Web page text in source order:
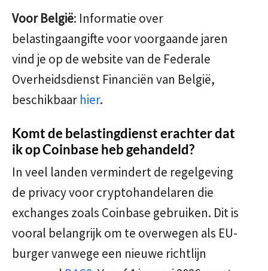
Voor België: Informatie over
belastingaangifte voor voorgaande jaren
vind je op de website van de Federale
Overheidsdienst Financiën van België,
beschikbaar hier.
Komt de belastingdienst erachter dat
ik op Coinbase heb gehandeld?
In veel landen vermindert de regelgeving
de privacy voor cryptohandelaren die
exchanges zoals Coinbase gebruiken. Dit is
vooral belangrijk om te overwegen als EU-
burger vanwege een nieuwe richtlijn